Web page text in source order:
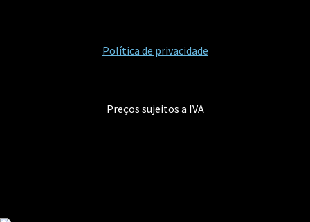
Política de privacidade
Preços sujeitos a IVA